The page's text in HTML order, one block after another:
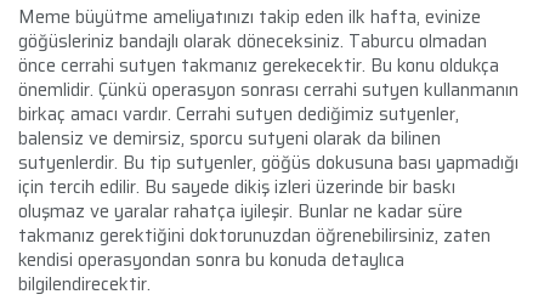
Meme büyütme ameliyatınızı takip eden ilk hafta, evinize
göğüsleriniz bandajlı olarak döneceksiniz. Taburcu olmadan
önce cerrahi sutyen takmanız gerekecektir. Bu konu oldukça
önemlidir. Çünkü operasyon sonrası cerrahi sutyen kullanmanın
birkaç amacı vardır. Cerrahi sutyen dediğimiz sutyenler,
balensiz ve demirsiz, sporcu sutyeni olarak da bilinen
sutyenlerdir. Bu tip sutyenler, göğüs dokusuna bası yapmadığı
için tercih edilir. Bu sayede dikiş izleri üzerinde bir baskı
oluşmaz ve yaralar rahatça iyileşir. Bunlar ne kadar süre
takmanız gerektiğini doktorunuzdan öğrenebilirsiniz, zaten
kendisi operasyondan sonra bu konuda detaylıca
bilgilendirecektir.